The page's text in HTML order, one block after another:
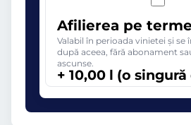
Afilierea pe
Valabil în perioada vinietei și
după aceea, fără abonament
ascunse.
+ 10,00 l (o